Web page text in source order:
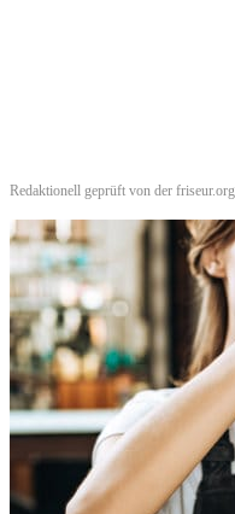
Redaktionell geprüft von der